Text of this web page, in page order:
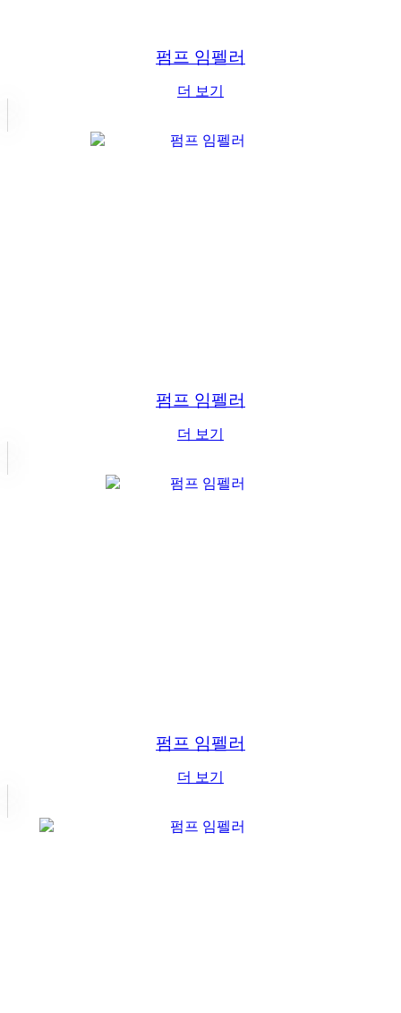
펌프 임펠러
더 보기
펌프 임펠러
더 보기
펌프 임펠러
더 보기